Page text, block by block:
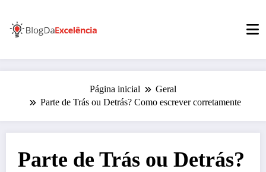
para
conteúdo
Página inicial
Geral
Parte de Trás ou Detrás? Como escrever corretamente
Parte de Trás ou Detrás?